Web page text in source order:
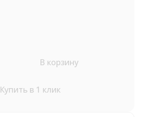
В корзину
Купить в 1 клик